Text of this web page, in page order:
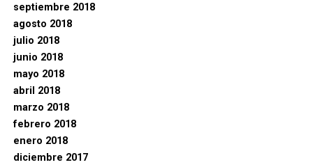
septiembre 2018
agosto 2018
julio 2018
junio 2018
mayo 2018
abril 2018
marzo 2018
febrero 2018
enero 2018
diciembre 2017